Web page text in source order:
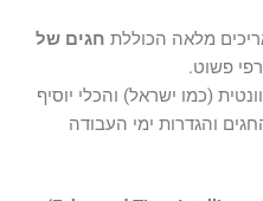
מלאה הכוללת חגים של
פשוט.
(כמו ישראל) והכלי יוסיף
והגדרות ימי העבודה